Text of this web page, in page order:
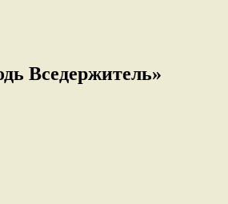
Вседержитель»